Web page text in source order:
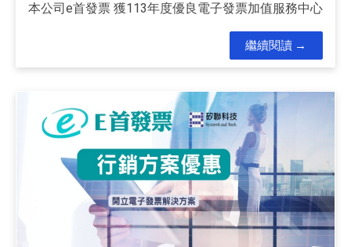
本公司e首發票 獲113年度優良電子發票加值服務中心
繼續閱讀